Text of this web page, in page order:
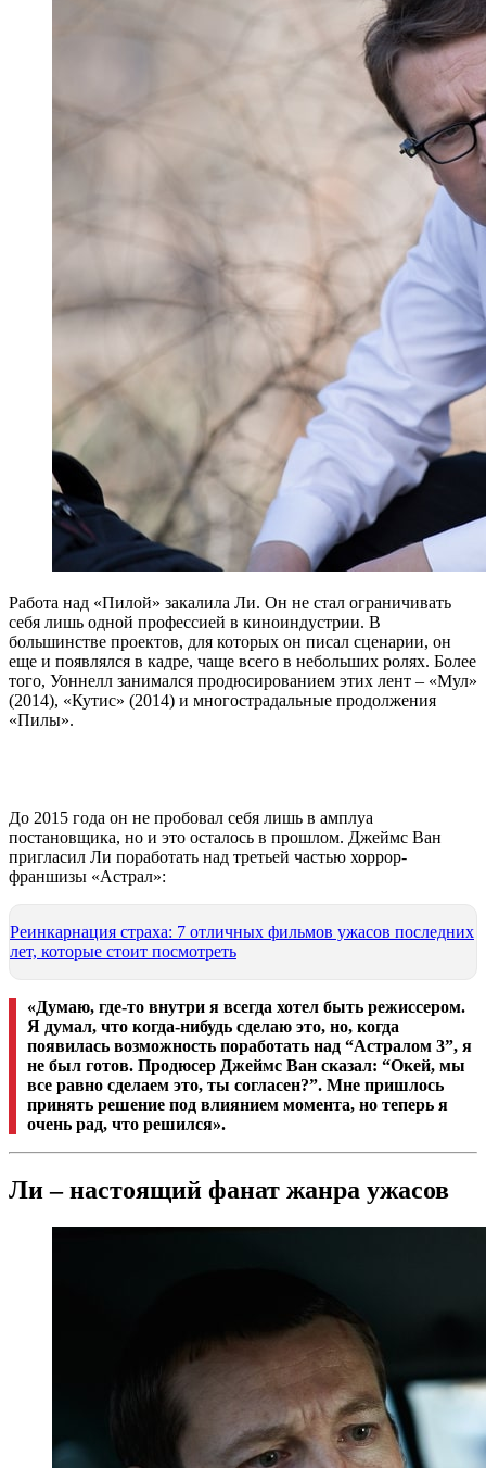
Работа над «Пилой» закалила Ли. Он не стал ограничивать
себя лишь одной профессией в киноиндустрии. В
большинстве проектов, для которых он писал сценарии, он
еще и появлялся в кадре, чаще всего в небольших ролях. Более
того, Уоннелл занимался продюсированием этих лент – «Мул»
(2014), «Кутис» (2014) и многострадальные продолжения
«Пилы».
До 2015 года он не пробовал себя лишь в амплуа
постановщика, но и это осталось в прошлом. Джеймс Ван
пригласил Ли поработать над третьей частью хоррор-
франшизы «Астрал»:
Реинкарнация страха: 7 отличных фильмов ужасов последних
лет, которые стоит посмотреть
«Думаю, где-то внутри я всегда хотел быть режиссером.
Я думал, что когда-нибудь сделаю это, но, когда
появилась возможность поработать над “Астралом 3”, я
не был готов. Продюсер Джеймс Ван сказал: “Окей, мы
все равно сделаем это, ты согласен?”. Мне пришлось
принять решение под влиянием момента, но теперь я
очень рад, что решился».
Ли – настоящий фанат жанра ужасов